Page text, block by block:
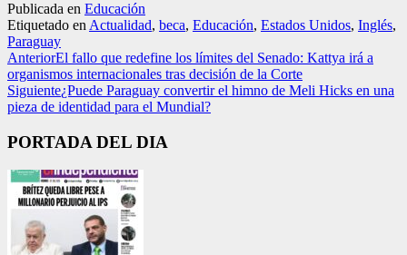
Publicada en Educación
Etiquetado en Actualidad, beca, Educación, Estados Unidos, Inglés,
Paraguay
AnteriorEl fallo que redefine los límites del Senado: Kattya irá a
organismos internacionales tras decisión de la Corte
Siguiente¿Puede Paraguay convertir el himno de Meli Hicks en una
pieza de identidad para el Mundial?
PORTADA DEL DIA